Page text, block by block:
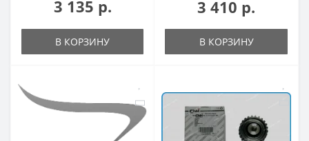
3 135 р.
В КОРЗИНУ
3 410 р.
В КОРЗИНУ